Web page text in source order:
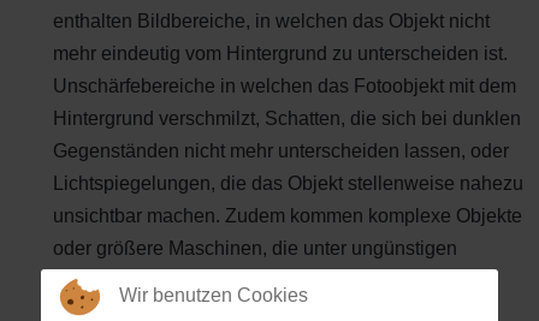
enthalten Bildbereiche, in welchen das Objekt nicht
mehr eindeutig vom Hintergrund zu unterscheiden ist.
Unschärfebereiche in welchen das Fotoobjekt mit dem
Hintergrund verschmilzt, Schatten, die sich bei dunklen
Gegenständen nicht mehr unterscheiden lassen, oder
Lichtspiegelungen, die das Objekt stellenweise nahezu
unsichtbar machen. Zudem kommen komplexe Objekte
oder größere Maschinen, die unter ungünstigen
Bedingungen fotografiert werden mussten, sodass
andere Gegenstände dahinter stehen, die ohne eine
Wir benutzen Cookies